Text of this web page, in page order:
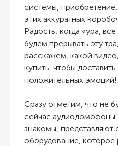
системы,
этих аккуратных
Радость, когда «ура,
будем прерывать эту
расскажем, какой
купить, чтобы
положительных эмоций!
Сразу отметим, что не
сейчас
знакомы, представляют
оборудование, которое